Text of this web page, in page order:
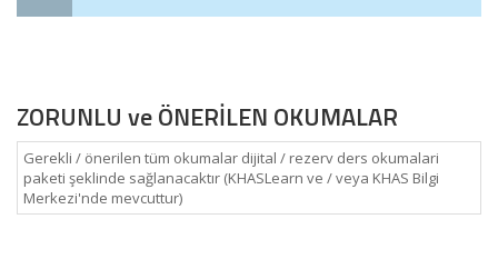
ZORUNLU ve ÖNERİLEN OKUMALAR
Gerekli / önerilen tüm okumalar dijital / rezerv ders okumalari
paketi şeklinde sağlanacaktır (KHASLearn ve / veya KHAS Bilgi
Merkezi'nde mevcuttur)